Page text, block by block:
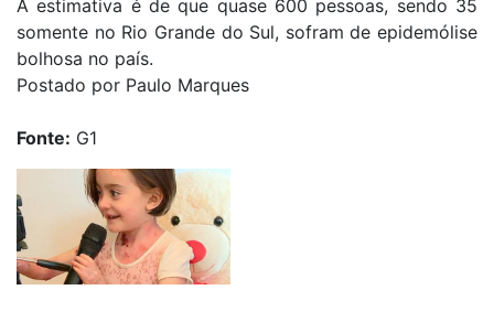
A estimativa é de que quase 600 pessoas, sendo 35
somente no Rio Grande do Sul, sofram de epidemólise
bolhosa no país.
Postado por Paulo Marques
Fonte: G1